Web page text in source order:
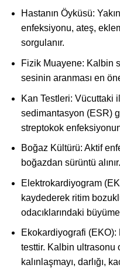
Hastanın Öyküsü:
enfeksiyonu, ateş,
sorgulanır.
Fizik Muayene: Kalbin
sesinin aranması en
Kan Testleri: Vücuttaki
sedimantasyon (ESR)
streptokok
Boğaz Kültürü: Aktif
boğazdan sürüntü alınır.
Elektrokardiyogram
kaydederek ritim
odacıklarındaki
Ekokardiyografi (EKO):
testtir. Kalbin ultrasonu
kalınlaşmayı, darlığı,